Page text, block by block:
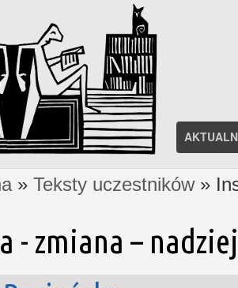
» Teksty uczestników»
- zmiana –